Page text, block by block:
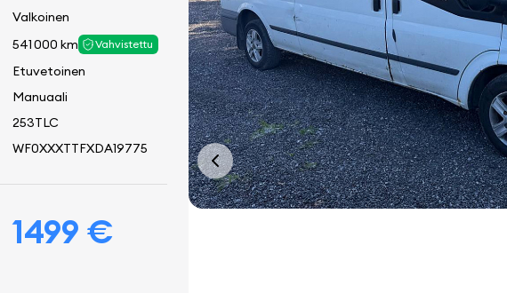
Valkoinen
541 000 km Vahvistettu
Etuvetoinen
Manuaali
253TLC
WF0XXXTTFXDA19775
1499 €